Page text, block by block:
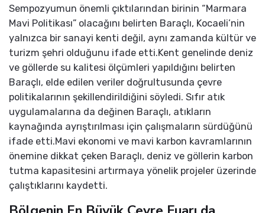
Sempozyumun önemli çıktılarından birinin “Marmara
Mavi Politikası” olacağını belirten Baraçlı, Kocaeli’nin
yalnızca bir sanayi kenti değil, aynı zamanda kültür ve
turizm şehri olduğunu ifade etti.Kent genelinde deniz
ve göllerde su kalitesi ölçümleri yapıldığını belirten
Baraçlı, elde edilen veriler doğrultusunda çevre
politikalarının şekillendirildiğini söyledi. Sıfır atık
uygulamalarına da değinen Baraçlı, atıkların
kaynağında ayrıştırılması için çalışmaların sürdüğünü
ifade etti.Mavi ekonomi ve mavi karbon kavramlarının
önemine dikkat çeken Baraçlı, deniz ve göllerin karbon
tutma kapasitesini artırmaya yönelik projeler üzerinde
çalıştıklarını kaydetti.